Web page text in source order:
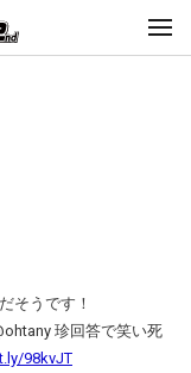
そうです！
珍回答で笑い死
98kvJT